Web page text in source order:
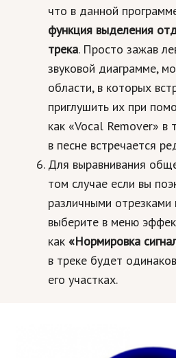
что в данной
функция выделения
трека. Просто зажав
звуковой диаграмме,
области, в которых
приглушить их при
как «Vocal Remover» в
в песне встречается
Для выравнивания
том случае если вы
различными отрезками
выберите в меню
как «Нормировка
в треке будет
его участках.